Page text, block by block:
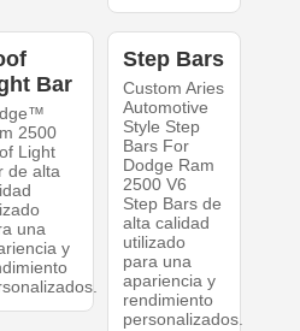
Bar
2500
Light
de alta
una
y
Step Bars
Custom Aries
Automotive
Style Step
Bars For
Dodge Ram
2500 V6
Step Bars de
alta calidad
utilizado
para una
apariencia y
rendimiento
personalizados.